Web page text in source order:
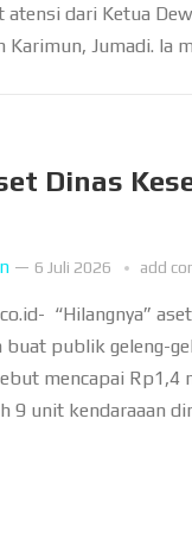
dari Ketua
Jumadi. Ia
Dinas
— 6 Juli 2026 add
“Hilangnya”
publik geleng-
mencapai Rp1,4
9 unit kendaraaan